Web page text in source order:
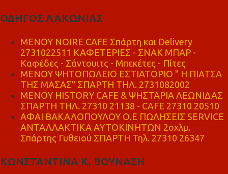
ΟΔΗΓΟΣ ΛΑΚΩΝΙΑΣ
MENOY NOIRE CAFE Σπάρτη και Delivery
2731022511 ΚΑΦΕΤΕΡΙΕΣ - ΣΝΑΚ ΜΠΑΡ -
Καφέδες - Σάντουιτς - Μπεκέτες - Πίτες
ΜΕΝΟΥ ΨΗΤΟΠΩΛΕΙΟ ΕΣΤΙΑΤΟΡΙΟ " Η ΠΙΑΤΣΑ
ΤΗΣ ΜΑΣΑΣ" ΣΠΑΡΤΗ ΤΗΛ. 2731082002
ΜΕΝΟΥ HISTORY CAFE & ΨΗΣΤΑΡΙΑ ΛΕΩΝΙΔΑΣ
ΣΠΑΡΤΗ ΤΗΛ. 27310 21138 - CAFE 27310 20510
ΑΦΑΙ ΒΑΚΑΛΟΠΟΥΛΟΥ Ο.Ε ΠΩΛΗΣΕΙΣ SERVICE
ΑΝΤΑΛΛΑΚΤΙΚΑ ΑΥΤΟΚΙΝΗΤΩΝ 2οχλμ.
Σπάρτης Γυθειού ΣΠΑΡΤΗ Τηλ. 27310 26347
ΚΩΝΣΤΑΝΤΙΝΑ Κ. ΒΟΥΝΑΣΗ